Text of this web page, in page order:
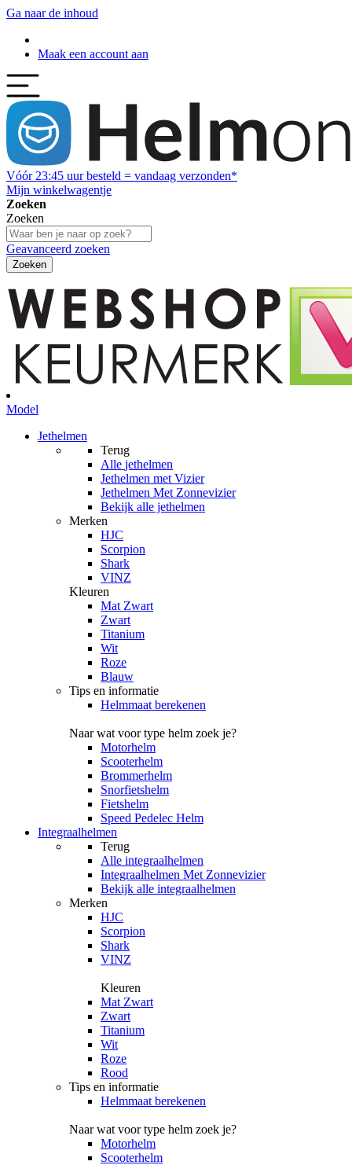
Ga naar de inhoud
Maak een account aan
Vóór 23:45 uur besteld = vandaag verzonden*
Mijn winkelwagentje
Zoeken
Zoeken
Geavanceerd zoeken
Zoeken
Model
Jethelmen
Terug
Alle jethelmen
Jethelmen met Vizier
Jethelmen Met Zonnevizier
Bekijk alle jethelmen
Merken
HJC
Scorpion
Shark
VINZ
Kleuren
Mat Zwart
Zwart
Titanium
Wit
Roze
Blauw
Tips en informatie
Helmmaat berekenen
Naar wat voor type helm zoek je?
Motorhelm
Scooterhelm
Brommerhelm
Snorfietshelm
Fietshelm
Speed Pedelec Helm
Integraalhelmen
Terug
Alle integraalhelmen
Integraalhelmen Met Zonnevizier
Bekijk alle integraalhelmen
Merken
HJC
Scorpion
Shark
VINZ
Kleuren
Mat Zwart
Zwart
Titanium
Wit
Roze
Rood
Tips en informatie
Helmmaat berekenen
Naar wat voor type helm zoek je?
Motorhelm
Scooterhelm